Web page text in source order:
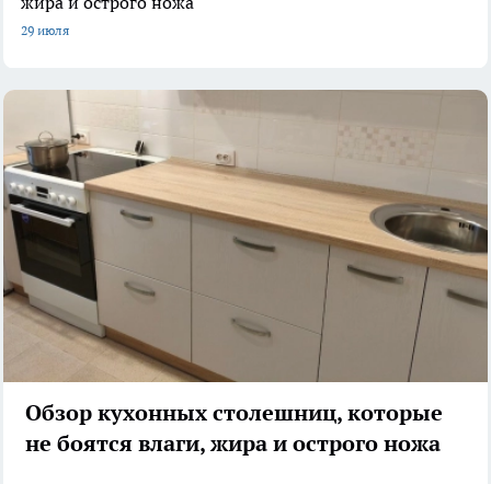
29 июля
Обзор кухонных столешниц, которые
не боятся влаги, жира и острого ножа